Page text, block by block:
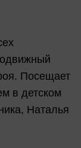
Посещает
в детском
Наталья